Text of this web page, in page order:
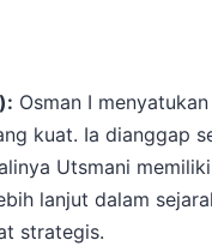
Osman I
kuat. Ia dianggap
Utsmani
lanjut dalam
strategis.